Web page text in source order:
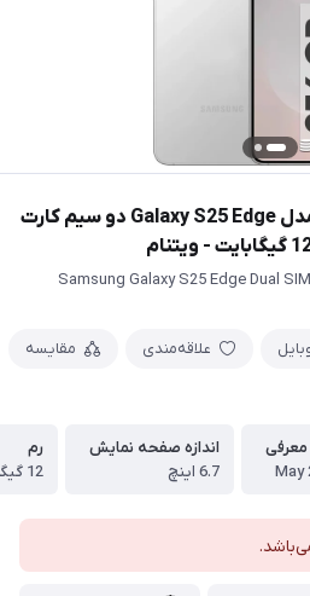
گوشی موبایل سامسونگ مدل Galaxy S25 Edge دو سیم کارت
Samsung Galaxy S25 Edge Dual
علاقه‌مندی مقایسه
معرفی
May
اندازه صفحه نمایش
6.7 اینچ
رم
12 گیگابایت